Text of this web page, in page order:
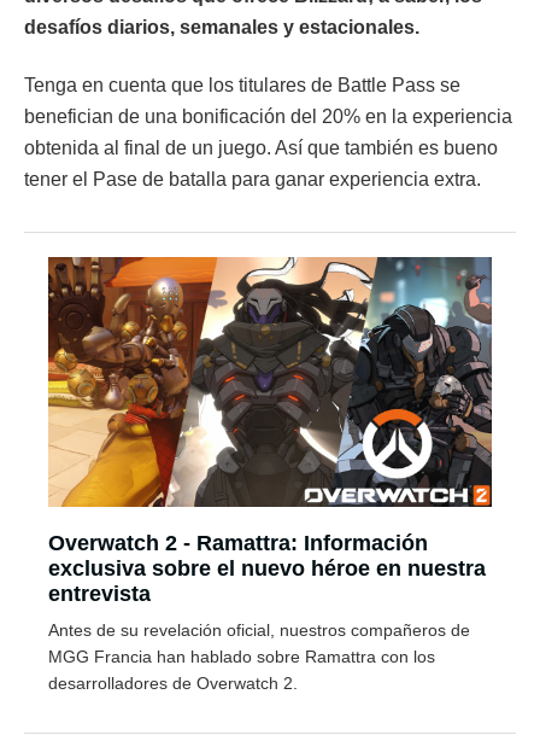
desafíos diarios, semanales y estacionales.
Tenga en cuenta que los titulares de Battle Pass se
benefician de una bonificación del 20% en la experiencia
obtenida al final de un juego. Así que también es bueno
tener el Pase de batalla para ganar experiencia extra.
Overwatch 2 - Ramattra: Información
exclusiva sobre el nuevo héroe en nuestra
entrevista
Antes de su revelación oficial, nuestros compañeros de
MGG Francia han hablado sobre Ramattra con los
desarrolladores de Overwatch 2.